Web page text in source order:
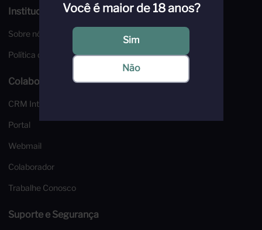
Institucional
Sobre nós
Política de Privacidade
Colaboradores
CRM Interfood
Portal
Webmail
Colaborador
Trabalhe Conosco
Suporte e Segurança
Você é maior de 18 anos?
Sim
Não